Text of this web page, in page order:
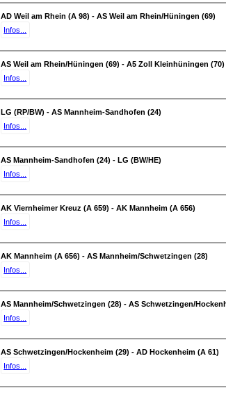
AD Weil am Rhein (A 98) - AS Weil am Rhein/Hüningen (69)
Infos...
AS Weil am Rhein/Hüningen (69) - A5 Zoll Kleinhüningen (70)
Infos...
LG (RP/BW) - AS Mannheim-Sandhofen (24)
Infos...
AS Mannheim-Sandhofen (24) - LG (BW/HE)
Infos...
AK Viernheimer Kreuz (A 659) - AK Mannheim (A 656)
Infos...
AK Mannheim (A 656) - AS Mannheim/Schwetzingen (28)
Infos...
AS Mannheim/Schwetzingen (28) - AS Schwetzingen/
Infos...
AS Schwetzingen/Hockenheim (29) - AD Hockenheim (A 61)
Infos...